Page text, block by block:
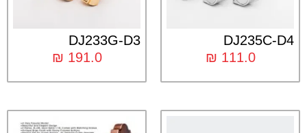
DJ235C-D4
₪ 111.0
DJ233G-D3
₪ 191.0